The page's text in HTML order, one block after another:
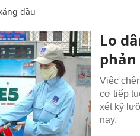
dầu
Lo
Việc
cơ tiếp
xét kỹ
nay.